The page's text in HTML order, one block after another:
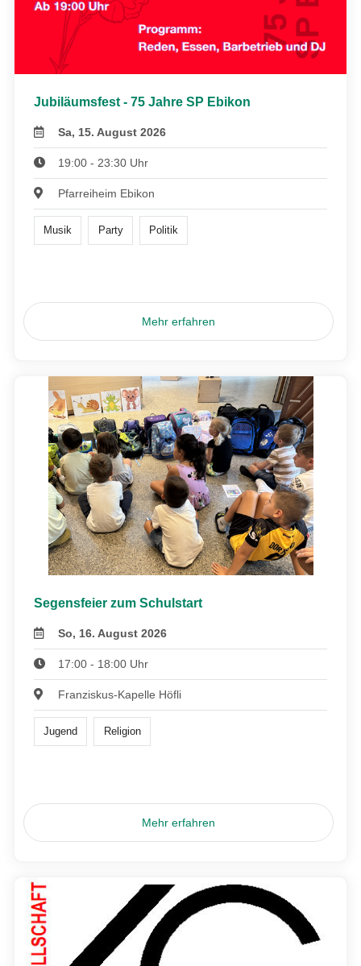
Jubiläumsfest - 75 Jahre SP Ebikon
Sa, 15. August 2026
19:00 - 23:30 Uhr
Pfarreiheim Ebikon
Musik Party Politik
Mehr erfahren
Segensfeier zum Schulstart
So, 16. August 2026
17:00 - 18:00 Uhr
Franziskus-Kapelle Höfli
Jugend Religion
Mehr erfahren